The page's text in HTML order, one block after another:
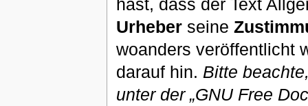
hast, dass der Text
Urheberseine
woanders veröffentlicht
darauf hin. Bitte
unter der „GNU Free